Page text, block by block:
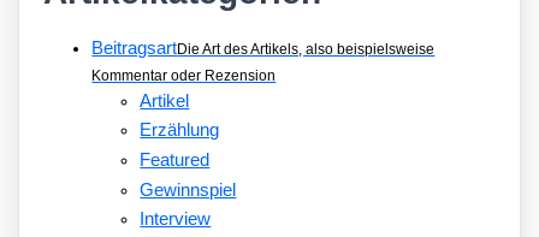
BeitragsartDie Art des Artikels, also beispielsweise
Kommentar oder Rezension
Artikel
Erzählung
Featured
Gewinnspiel
Interview